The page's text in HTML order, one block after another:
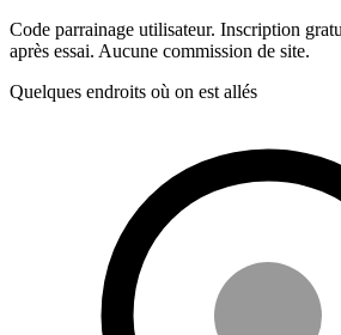
Code parrainage utilisateur. Inscription
après essai. Aucune commission de site.
Quelques endroits où on est allés